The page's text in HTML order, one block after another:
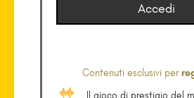
Accedi
Contenuti esclusivi per
Il gioco di prestigio del